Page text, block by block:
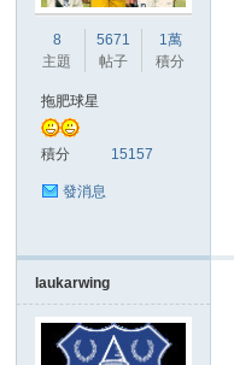
8
主題
5671
帖子
1萬
積分
拖肥球星
積分 15157
發消息
laukarwing